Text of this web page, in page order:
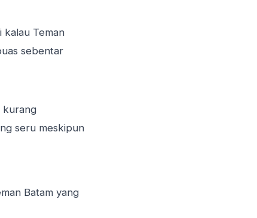
kalau Teman
sebentar
kurang
seru meskipun
Batam yang